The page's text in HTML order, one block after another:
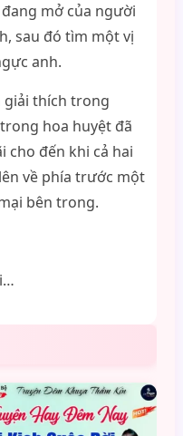
mở của người
sau đó tìm một vị
anh.
giải thích trong
hoa huyệt đã
cho đến khi cả hai
về phía trước một
bên trong.